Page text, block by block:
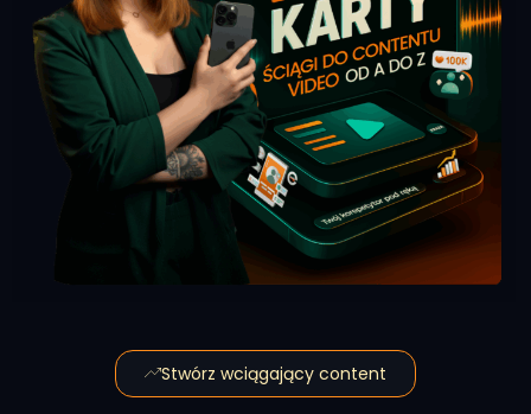
Stwórz wciągający content